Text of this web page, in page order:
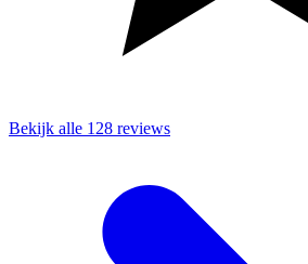
Bekijk alle 128 reviews